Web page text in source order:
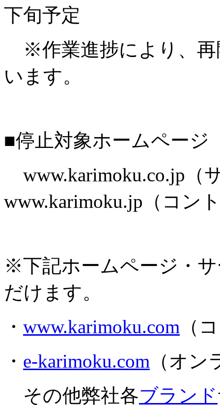
下旬予定
※作業進捗により、再
います。
■停止対象ホームページ
www.karimoku.co.jp（
www.karimoku.jp（コン
※下記ホームページ・
だけます。
・ www.karimoku.com （
・ e-karimoku.com （オ
その他弊社各ブランド